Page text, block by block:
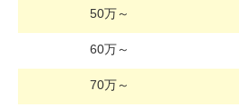
50万～
60万～
70万～